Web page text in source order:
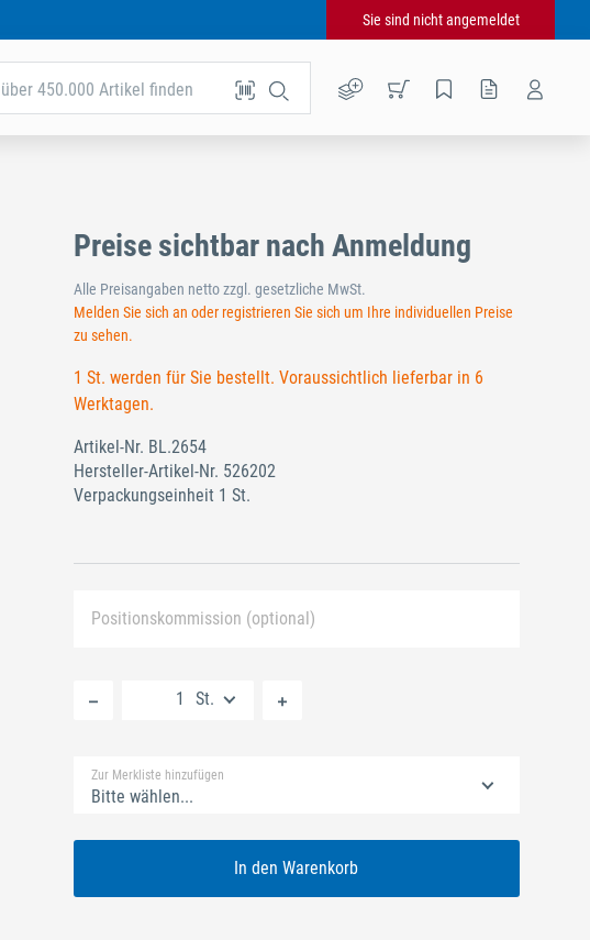
Sie sind nicht angemeldet
450.000 Artikel finden
Preise sichtbar nach Anmeldung
Alle Preisangaben netto zzgl. gesetzliche MwSt.
Melden Sie sich an oder registrieren Sie sich um Ihre individuellen Preise
zu sehen.
1 St. werden für Sie bestellt. Voraussichtlich lieferbar in 6
Werktagen.
Artikel-Nr. BL.2654
Hersteller-Artikel-Nr. 526202
Verpackungseinheit 1 St.
Positionskommission (optional)
St.
Zur Merkliste hinzufügen
Bitte wählen...
In den Warenkorb